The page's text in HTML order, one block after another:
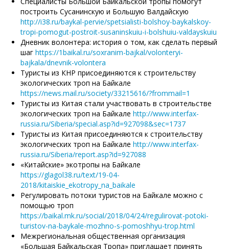
построить Сусанинскую и Большую Валдайскую
http://i38.ru/baykal-pervie/spetsialisti-bolshoy-baykalskoy-
tropi-pomogut-postroit-susaninskuiu-i-bolshuiu-valdayskuiu
Дневник волонтера: история о том, как сделать первый
шаг https://1baikal.ru/soxranim-bajkal/volonteryi-
bajkala/dnevnik-volontera
Туристы из КНР присоединяются к строительству
экологических троп на Байкале
https://news.mail.ru/society/33215616/?frommail=1
Туристы из Китая стали участвовать в строительстве
экологических троп на Байкале http://www.interfax-
russia.ru/Siberia/special.asp?id=927098&sec=1737
Туристы из Китая присоединяются к строительству
экологических троп на Байкале http://www.interfax-
russia.ru/Siberia/report.asp?id=927088
«Китайские» экотропы на Байкале
https://glagol38.ru/text/19-04-
2018/kitaiskie_ekotropy_na_baikale
Регулировать потоки туристов на Байкале можно с
помощью троп
https://baikal.mk.ru/social/2018/04/24/regulirovat-potoki-
turistov-na-baykale-mozhno-s-pomoshhyu-trop.html
Межрегиональная общественная организация
«Большая Байкальская Тропа» приглашает принять